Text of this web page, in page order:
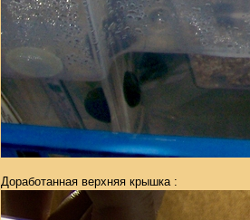
Доработанная верхняя крышка :